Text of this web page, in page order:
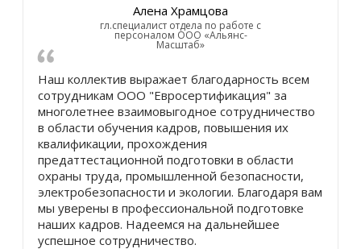
Алена Храмцова
гл.специалист отдела по работе с
персоналом ООО «Альянс-
Масштаб»
Наш коллектив выражает благодарность всем
сотрудникам ООО "Евросертификация" за
многолетнее взаимовыгодное сотрудничество
в области обучения кадров, повышения их
квалификации, прохождения
предаттестационной подготовки в области
охраны труда, промышленной безопасности,
электробезопасности и экологии. Благодаря вам
мы уверены в профессиональной подготовке
наших кадров. Надеемся на дальнейшее
успешное сотрудничество.